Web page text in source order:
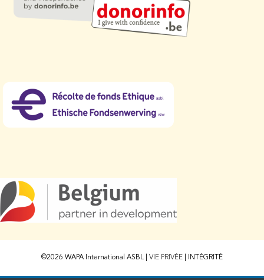
©2026 WAPA International ASBL | VIE PRIVÉE INTÉGRITÉ